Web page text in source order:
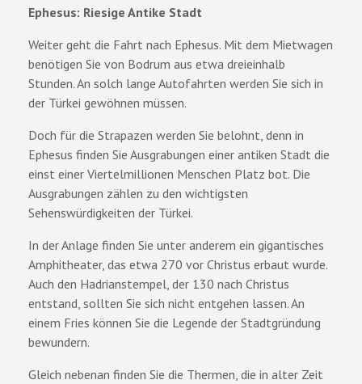
Ephesus: Riesige Antike Stadt
Weiter geht die Fahrt nach Ephesus. Mit dem Mietwagen
benötigen Sie von Bodrum aus etwa dreieinhalb
Stunden. An solch lange Autofahrten werden Sie sich in
der Türkei gewöhnen müssen.
Doch für die Strapazen werden Sie belohnt, denn in
Ephesus finden Sie Ausgrabungen einer antiken Stadt die
einst einer Viertelmillionen Menschen Platz bot. Die
Ausgrabungen zählen zu den wichtigsten
Sehenswürdigkeiten der Türkei.
In der Anlage finden Sie unter anderem ein gigantisches
Amphitheater, das etwa 270 vor Christus erbaut wurde.
Auch den Hadrianstempel, der 130 nach Christus
entstand, sollten Sie sich nicht entgehen lassen. An
einem Fries können Sie die Legende der Stadtgründung
bewundern.
Gleich nebenan finden Sie die Thermen, die in alter Zeit